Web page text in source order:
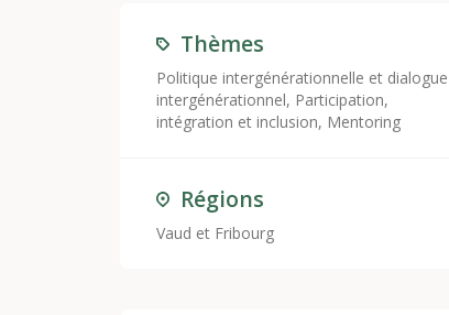
Thèmes
Politique intergénérationnelle et dialogue
intergénérationnel, Participation,
intégration et inclusion, Mentoring
Régions
Vaud et Fribourg